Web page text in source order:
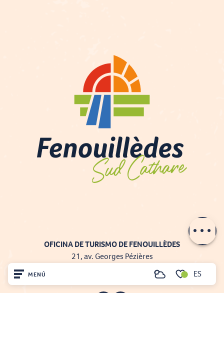
MENÚ
Voir les favoris
Buscar ES
OFICINA DE TURISMO DE FENOUILLÈDES
21, av. Georges Pézières
66220 SAINT-PAUL-DE-FENOUILLET